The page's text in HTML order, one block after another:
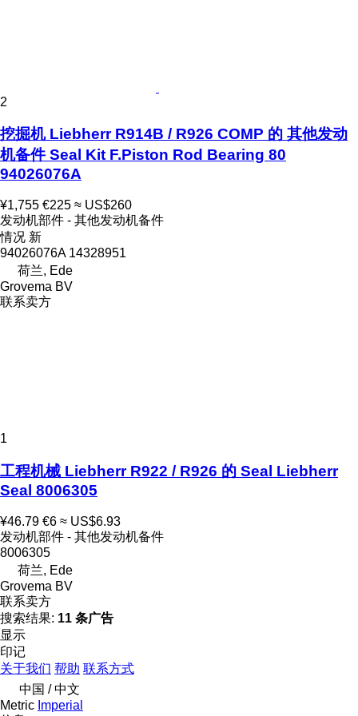
2
挖掘机 Liebherr R914B / R926 COMP 的 其他发动
机备件 Seal Kit F.Piston Rod Bearing 80
94026076A
¥1,755 €225 ≈ US$260
发动机部件 - 其他发动机备件
情况 新
94026076A 14328951
荷兰, Ede
Grovema BV
联系卖方
1
工程机械 Liebherr R922 / R926 的 Seal Liebherr
Seal 8006305
¥46.79 €6 ≈ US$6.93
发动机部件 - 其他发动机备件
8006305
荷兰, Ede
Grovema BV
联系卖方
搜索结果: 11 条广告
显示
印记
关于我们 帮助 联系方式
中国 / 中文
Metric Imperial